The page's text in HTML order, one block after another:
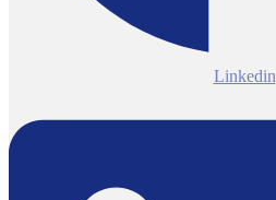
Linkedin